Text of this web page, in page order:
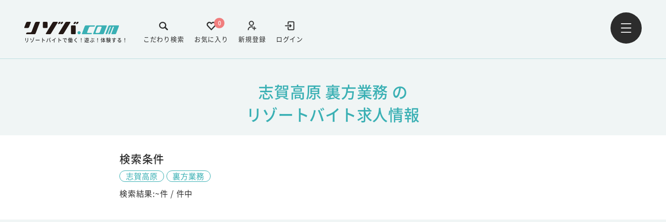
リゾートバイトで働く！遊ぶ！体験する！ ログイン
新規登録
0
お気に入り
こだわり検索
志賀高原 裏方業務 の
リゾートバイト求人情報
検索条件
志賀高原
裏方業務
検索結果:~件 / 件中